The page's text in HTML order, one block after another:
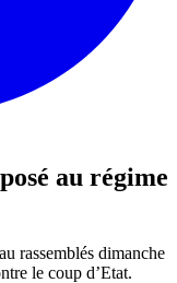
au régime
rassemblés dimanche
le coup d’Etat.